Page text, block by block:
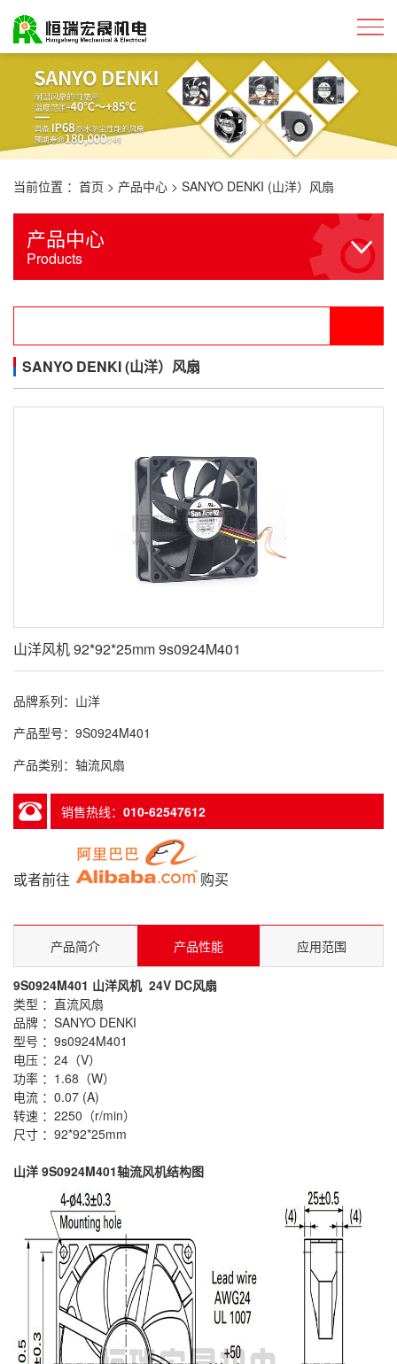
当前位置 ： 首页 > 产品中心 > SANYO DENKI (山洋）风扇
产品中心
Products
SANYO DENKI (山洋）风扇
山洋风机 92*92*25mm 9s0924M401
品牌系列：山洋
产品型号：9S0924M401
产品类别：轴流风扇
销售热线： 010-62547612
或者前往 购买
产品简介 产品性能 应用范围
9S0924M401 山洋风机 24V DC风扇
类型 ：直流风扇
品牌 ：SANYO DENKI
型号 ：9s0924M401
电压 ：24（V）
功率 ：1.68（W）
电流 ：0.07 (A)
转速 ：2250（r/min）
尺寸 ：92*92*25mm
山洋 9S0924M401轴流风机结构图